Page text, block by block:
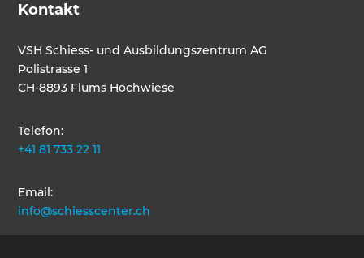
Kontakt
VSH Schiess- und Ausbildungszentrum AG
Polistrasse 1
CH-8893 Flums Hochwiese
Telefon:
+41 81 733 22 11
Email:
info@schiesscenter.ch